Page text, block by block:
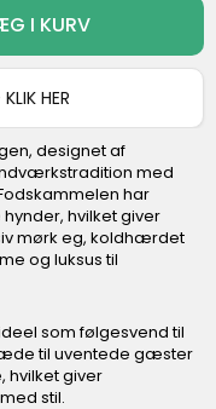
I KURV
HER
designet af
med
har
hvilket giver
mørk eg, koldhærdet
og luksus til
som følgesvend til
til uventede gæster
hvilket giver
stil.